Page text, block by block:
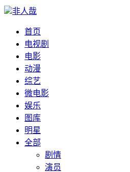
非人哉
首页
电视剧
电影
动漫
综艺
微电影
娱乐
图库
明星
全部
剧情
演员